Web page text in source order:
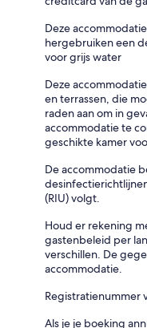
Deze
hergebruiken een
voor grijs water
Deze
en terrassen, die
raden aan om in
accommodatie te
geschikte kamer
De accommodatie
(RIU) volgt.
Houd er rekening
gastenbeleid per
verschillen. De
accommodatie.
Als je je boeking